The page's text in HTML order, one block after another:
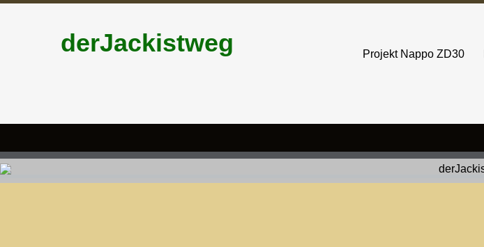
derJackistweg Projekt Nappo ZD30